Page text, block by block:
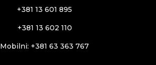
+381 13 601 895
+381 13 602 110
Mobilni: +381 63 363 767